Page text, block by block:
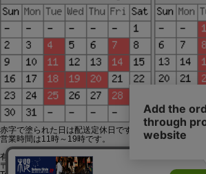
赤字で塗られた日は配送定休日です。
営業時間は11時～19時です。
有限会社ジップジップ SakuraStyle通販事業部
〒650-0021 神戸市中央区三宮町3-9-19イトウビル1,4F